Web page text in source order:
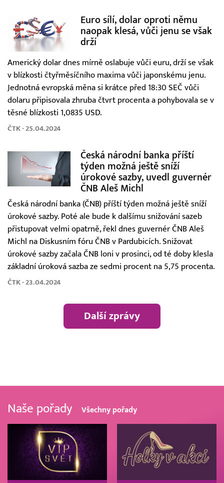
Euro sílí, dolar oproti němu
naopak klesá, vůči jenu se však
drží
Americký dolar dnes mírně oslabuje vůči euru, drží se však
v blízkosti čtyřměsíčního maxima vůči japonskému jenu.
Jednotná evropská měna si krátce před 18:30 SEČ vůči
dolaru připisovala zhruba čtvrt procenta a pohybovala se v
těsné blízkosti 1,0835 USD.
ČTK - 25.04.2024
Česká národní banka příští
týden možná ještě sníží
úrokové sazby, uvedl guvernér
ČNB Aleš Michl
Česká národní banka (ČNB) příští týden možná ještě sníží
úrokové sazby. Poté ale bude k dalšímu snižování sazeb
přistupovat velmi opatrně, řekl dnes guvernér ČNB Aleš
Michl na Diskusním fóru ČNB v Pardubicích. Snižovat
úrokové sazby začala ČNB loni v prosinci, od té doby klesla
základní úroková sazba ze sedmi procent na 5,75 procenta.
ČTK - 23.04.2024
Další zprávy
Naše pořady Všechny pořady